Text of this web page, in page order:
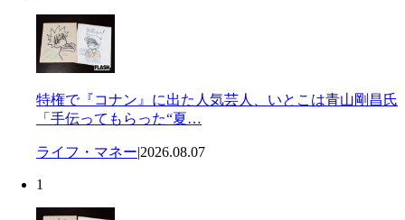
特権で『コナン』に出た人気芸人、いとこは青山剛昌氏
「手伝ってもらった“夏…
ライフ・マネー|2026.08.07
1